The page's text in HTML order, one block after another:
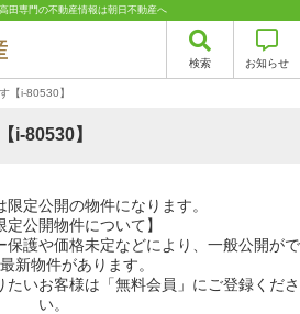
田専門の不動産情報は朝日不動産へ
検索 お知らせ
【i-80530】
i-80530】
限定公開の物件になります。
定公開物件について】
保護や価格未定などにより、一般公開がで
新物件があります。
たいお客様は「無料会員」にご登録くださ
い。